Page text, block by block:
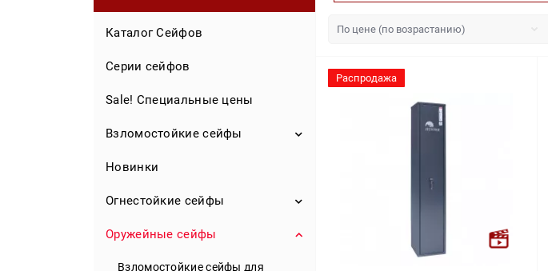
Каталог Сейфов
Серии сейфов
Sale! Специальные цены
Взломостойкие сейфы
S1 класс
S2 класс
0 класс
I класс
Новинки
Огнестойкие сейфы
Огнестойкие сейфы для дома
Огнестойкие сейфы для офиса
Оружейные сейфы
Взломостойкие сейфы для
Распродажа